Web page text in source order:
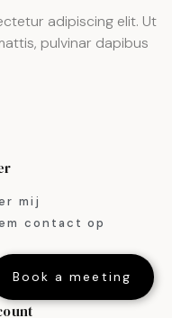
Book a meeting
adipiscing elit. Ut
pulvinar dapibus
mij
contact op